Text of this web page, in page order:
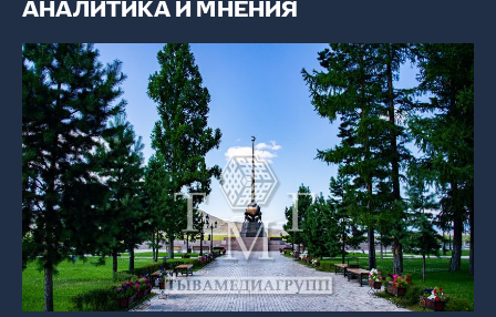
АНАЛИТИКА И МНЕНИЯ